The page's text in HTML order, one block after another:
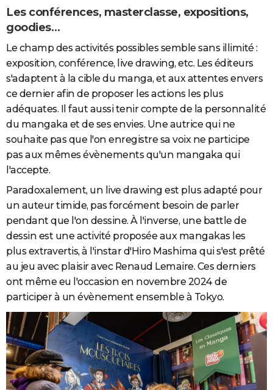
Les conférences, masterclasse, expositions,
goodies…
Le champ des activités possibles semble sans illimité :
exposition, conférence, live drawing, etc. Les éditeurs
s'adaptent à la cible du manga, et aux attentes envers
ce dernier afin de proposer les actions les plus
adéquates. Il faut aussi tenir compte de la personnalité
du mangaka et de ses envies. Une autrice qui ne
souhaite pas que l'on enregistre sa voix ne participe
pas aux mêmes évènements qu'un mangaka qui
l'accepte.
Paradoxalement, un live drawing est plus adapté pour
un auteur timide, pas forcément besoin de parler
pendant que l'on dessine. À l'inverse, une battle de
dessin est une activité proposée aux mangakas les
plus extravertis, à l'instar d'Hiro Mashima qui s'est prêté
au jeu avec plaisir avec Renaud Lemaire. Ces derniers
ont même eu l'occasion en novembre 2024 de
participer à un évènement ensemble à Tokyo.